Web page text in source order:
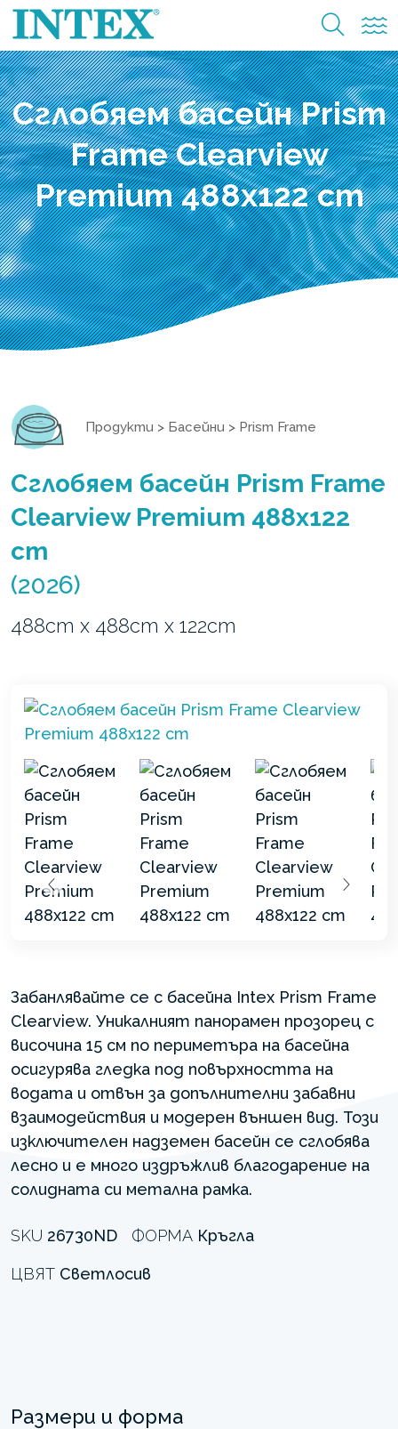
Сглобяем басейн Prism
Frame Clearview
Premium 488x122 cm
Продукти > Басейни > Prism Frame
Сглобяем басейн Prism Frame
Clearview Premium 488x122
cm
(2026)
488cm x 488cm x 122cm
Забанлявайте се с басейна Intex Prism Frame
Clearview. Уникалният панорамен прозорец с
височина 15 см по периметъра на басейна
осигурява гледка под повърхността на
водата и отвън за допълнителни забавни
взаимодействия и модерен външен вид. Този
изключителен надземен басейн се сглобява
лесно и е много издръжлив благодарение на
солидната си метална рамка.
SKU 26730ND ФОРМА Кръгла
ЦВЯТ Светлосив
Размери и форма